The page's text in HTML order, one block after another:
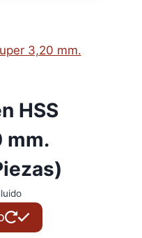
HSS
mm.